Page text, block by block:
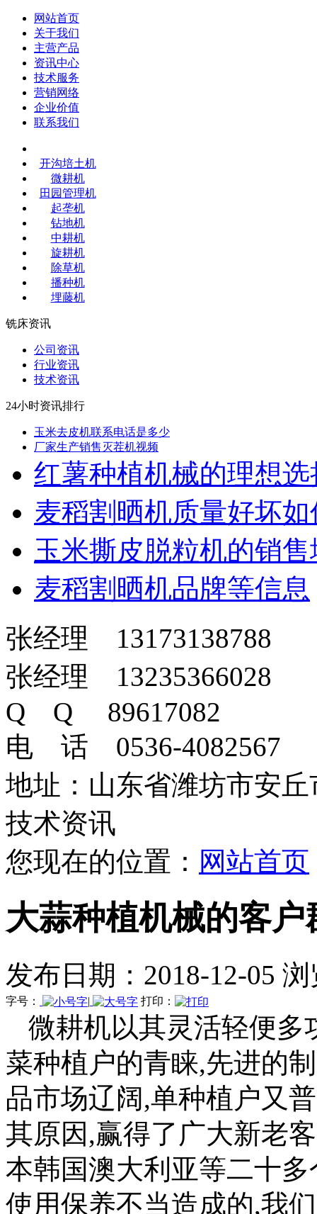
网站首页
关于我们
主营产品
资讯中心
技术服务
营销网络
企业价值
联系我们
开沟培土机
微耕机
田园管理机
起垄机
钻地机
中耕机
旋耕机
除草机
播种机
埋藤机
铣床资讯
公司资讯
行业资讯
技术资讯
24小时资讯排行
玉米去皮机联系电话是多少
厂家生产销售灭茬机视频
红薯种植机械的理想选
麦稻割晒机质量好坏
玉米撕皮脱粒机的销
麦稻割晒机品牌等信息
张经理 13173138788
张经理 13235366028
Q Q 89617082
电 话 0536-4082567
地址：山东省潍坊市安
技术资讯
您现在的位置： 网站首页
大蒜种植机械的客户
发布日期：2018-12-05
字号： | 打印：
微耕机以其灵活轻便多
菜种植户的青睐,先进的
品市场辽阔,单种植户又
其原因,赢得了广大新老
本韩国澳大利亚等二十
使用保养不当造成的,我